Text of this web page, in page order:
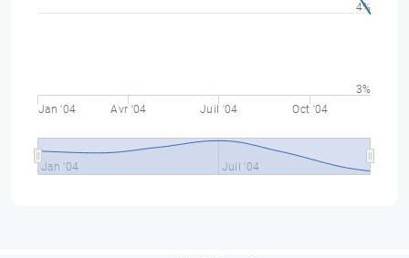
Jan '04 Avr '04 Juil '04 Oct '04
Jan '04 Juil '04
3%
4%